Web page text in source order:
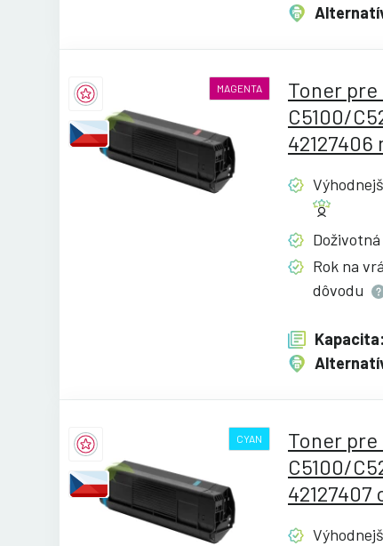
MAGENTA
Toner pre
C5100/
Doživotná
Rok na
dôvodu
Kapacita:
CYAN
Toner pre
C5100/